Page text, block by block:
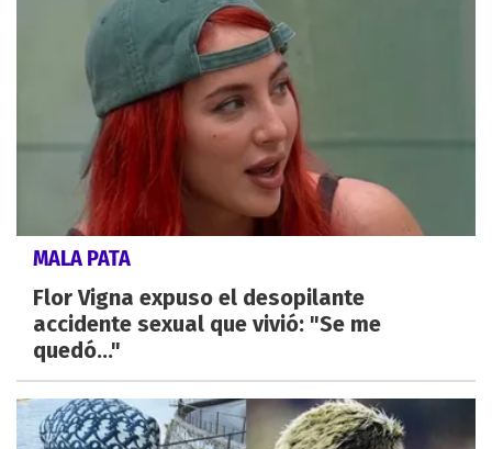
MALA PATA
Flor Vigna expuso el desopilante
accidente sexual que vivió: "Se me
quedó..."